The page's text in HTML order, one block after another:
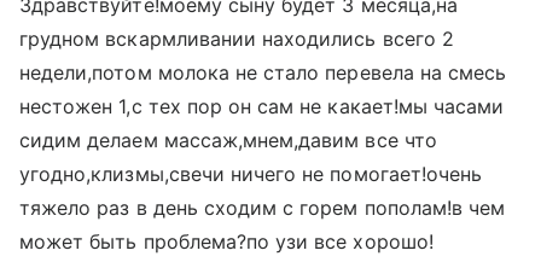
Здравствуйте!моему сыну будет 3 месяца,на
грудном вскармливании находились всего 2
недели,потом молока не стало перевела на смесь
нестожен 1,с тех пор он сам не какает!мы часами
сидим делаем массаж,мнем,давим все что
угодно,клизмы,свечи ничего не помогает!очень
тяжело раз в день сходим с горем пополам!в чем
может быть проблема?по узи все хорошо!